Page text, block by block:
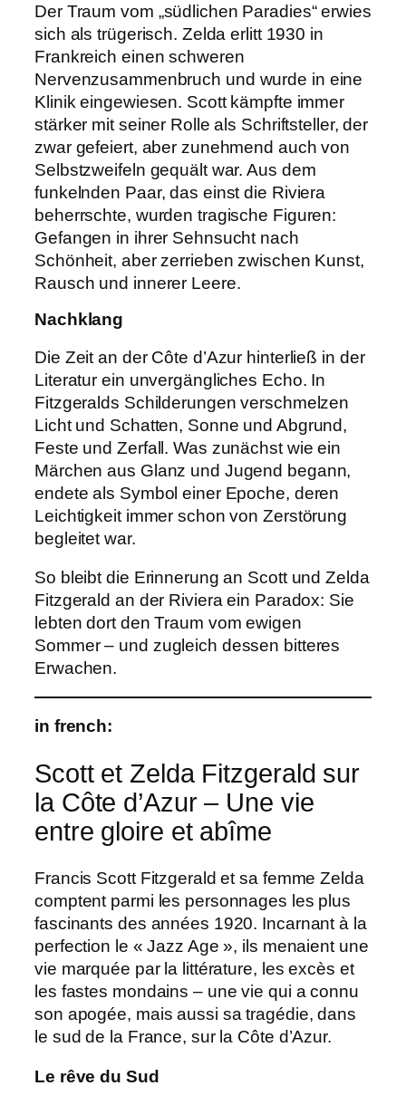
Der Traum vom „südlichen Paradies“ erwies
sich als trügerisch. Zelda erlitt 1930 in
Frankreich einen schweren
Nervenzusammenbruch und wurde in eine
Klinik eingewiesen. Scott kämpfte immer
stärker mit seiner Rolle als Schriftsteller, der
zwar gefeiert, aber zunehmend auch von
Selbstzweifeln gequält war. Aus dem
funkelnden Paar, das einst die Riviera
beherrschte, wurden tragische Figuren:
Gefangen in ihrer Sehnsucht nach
Schönheit, aber zerrieben zwischen Kunst,
Rausch und innerer Leere.
Nachklang
Die Zeit an der Côte d’Azur hinterließ in der
Literatur ein unvergängliches Echo. In
Fitzgeralds Schilderungen verschmelzen
Licht und Schatten, Sonne und Abgrund,
Feste und Zerfall. Was zunächst wie ein
Märchen aus Glanz und Jugend begann,
endete als Symbol einer Epoche, deren
Leichtigkeit immer schon von Zerstörung
begleitet war.
So bleibt die Erinnerung an Scott und Zelda
Fitzgerald an der Riviera ein Paradox: Sie
lebten dort den Traum vom ewigen
Sommer – und zugleich dessen bitteres
Erwachen.
in french:
Scott et Zelda Fitzgerald sur
la Côte d’Azur – Une vie
entre gloire et abîme
Francis Scott Fitzgerald et sa femme Zelda
comptent parmi les personnages les plus
fascinants des années 1920. Incarnant à la
perfection le « Jazz Age », ils menaient une
vie marquée par la littérature, les excès et
les fastes mondains – une vie qui a connu
son apogée, mais aussi sa tragédie, dans
le sud de la France, sur la Côte d’Azur.
Le rêve du Sud